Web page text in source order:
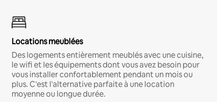
Locations meublées
Des logements entièrement meublés avec une cuisine,
le wifi et les équipements dont vous avez besoin pour
vous installer confortablement pendant un mois ou
plus. C'est l'alternative parfaite à une location
moyenne ou longue durée.